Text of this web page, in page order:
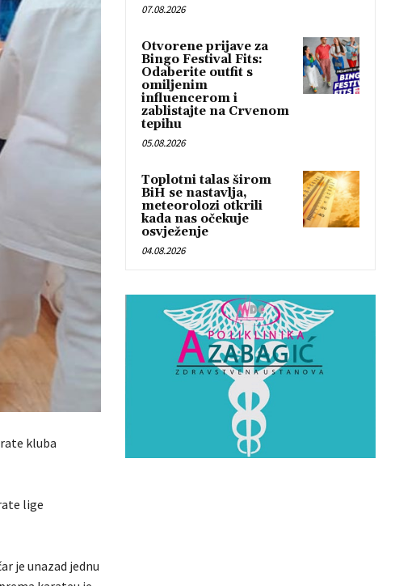
kluba
lige
je unazad jednu
07.08.2026
Otvorene prijave za
Bingo Festival Fits:
Odaberite outfit s
omiljenim
influencerom i
zablistajte na Crvenom
tepihu
05.08.2026
Toplotni talas širom
BiH se nastavlja,
meteorolozi otkrili
kada nas očekuje
osvježenje
04.08.2026